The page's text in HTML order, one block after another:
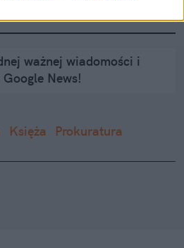
ważnej wiadomości i
News!
Księża Prokuratura